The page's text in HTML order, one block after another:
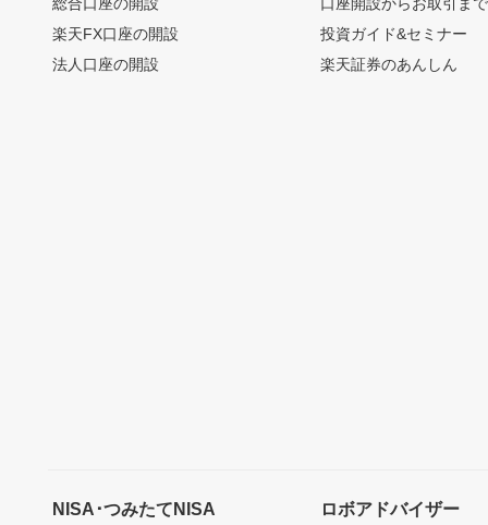
楽天FX口座の開設
法人口座の開設
投資ガイド&セミナー
楽天証券のあんしん
NISA･つみたてNISA ロボアドバイザー